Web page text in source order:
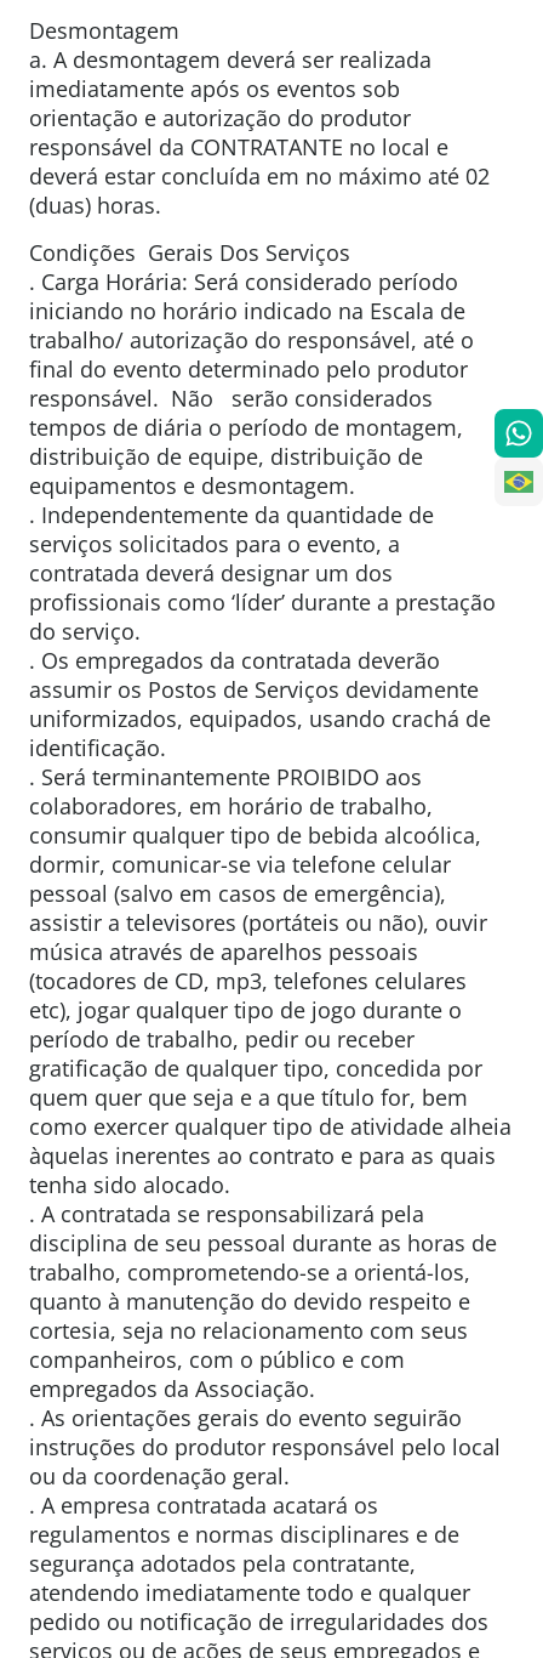
Desmontagem
a. A desmontagem deverá ser realizada
imediatamente após os eventos sob
orientação e autorização do produtor
responsável da CONTRATANTE no local e
deverá estar concluída em no máximo até 02
(duas) horas.
Condições Gerais Dos Serviços
. Carga Horária: Será considerado período
iniciando no horário indicado na Escala de
trabalho/ autorização do responsável, até o
final do evento determinado pelo produtor
responsável. Não serão considerados
tempos de diária o período de montagem,
distribuição de equipe, distribuição de
equipamentos e desmontagem.
. Independentemente da quantidade de
serviços solicitados para o evento, a
contratada deverá designar um dos
profissionais como ‘líder’ durante a prestação
do serviço.
. Os empregados da contratada deverão
assumir os Postos de Serviços devidamente
uniformizados, equipados, usando crachá de
identificação.
. Será terminantemente PROIBIDO aos
colaboradores, em horário de trabalho,
consumir qualquer tipo de bebida alcoólica,
dormir, comunicar-se via telefone celular
pessoal (salvo em casos de emergência),
assistir a televisores (portáteis ou não), ouvir
música através de aparelhos pessoais
(tocadores de CD, mp3, telefones celulares
etc), jogar qualquer tipo de jogo durante o
período de trabalho, pedir ou receber
gratificação de qualquer tipo, concedida por
quem quer que seja e a que título for, bem
como exercer qualquer tipo de atividade alheia
àquelas inerentes ao contrato e para as quais
tenha sido alocado.
. A contratada se responsabilizará pela
disciplina de seu pessoal durante as horas de
trabalho, comprometendo-se a orientá-los,
quanto à manutenção do devido respeito e
cortesia, seja no relacionamento com seus
companheiros, com o público e com
empregados da Associação.
. As orientações gerais do evento seguirão
instruções do produtor responsável pelo local
ou da coordenação geral.
. A empresa contratada acatará os
regulamentos e normas disciplinares e de
segurança adotados pela contratante,
atendendo imediatamente todo e qualquer
pedido ou notificação de irregularidades dos
serviços ou de ações de seus empregados e